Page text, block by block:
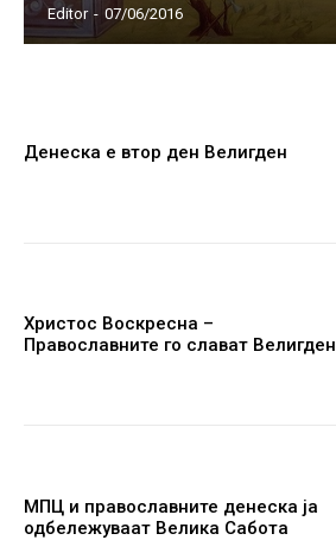
Editor - 07/06/2016
Денеска е втор ден Велигден
Христос Воскресна –
Православните го слават Велигден
МПЦ и православните денеска ја
одбележуваат Велика Сабота